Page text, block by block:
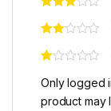
Only logged
product may